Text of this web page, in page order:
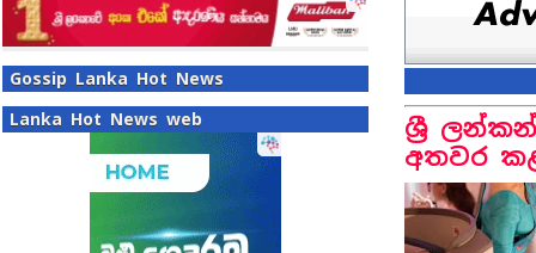
Gossip Lanka Hot News
Lanka Hot News web
ශ්‍රී
අතවර